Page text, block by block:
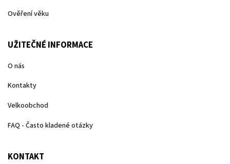
Ověření věku
UŽITEČNÉ INFORMACE
O nás
Kontakty
Velkoobchod
FAQ - Často kladené otázky
KONTAKT